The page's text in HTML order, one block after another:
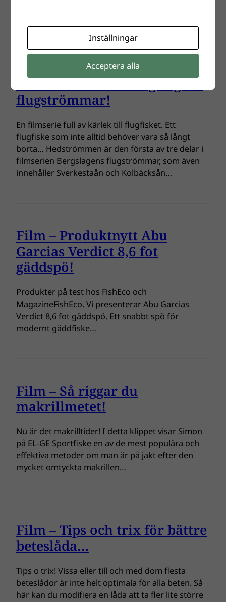
Hedströmmen – Den första
flugströmmar!
En filmserie full av kärlek till flugfisket. Ett
flugfiske som inte alltid behöver vara så långt
borta… Hedströmmen är den första av tre delar i
filmserien Bergslagens flugströmmar, som även
innehåller Sverkestaån och Kolbäcksån…
Film – Produktnytt Abu
Garcias Verdict 8,6 fot
gäddspö!
Produkter på test hos FishEco och
MagazineFishEco. Vi presenterar Abu Garcias
Verdict 8,6 fot gäddspö. Ett snabbt spö för
modernt gäddfiske…
Film – Så riggar du
makrillmetet!
Nu är det makrilltider! I detta klippet visar Simon
på EL-GE Sportfiske en av de mest populära och
effektiva metoder om man är på jakt efter den
mycket omtyckta makrillen…
Film – Tips och trix för bättre
beteslåda…
Tips o trix! Vissa eller till och med dom flesta
beteslådor är inte helt optimala för alla beten. Så
här kan du modifiera en låda att ta fler lite större
Inställningar
Acceptera alla